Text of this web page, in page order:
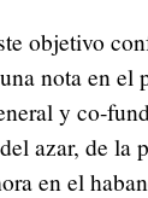
objetivo
nota en el
y co-
azar, de la
en el